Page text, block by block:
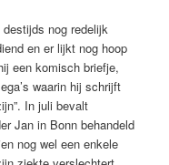
nog redelijk
en er lijkt nog hoop
een komisch briefje,
waarin hij schrijft
In juli bevalt
Jan in Bonn behandeld
nog wel een enkele